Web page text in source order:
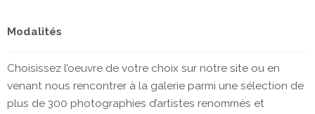
Modalités
Choisissez l’oeuvre de votre choix sur notre site ou en
venant nous rencontrer à la galerie parmi une sélection de
plus de 300 photographies d’artistes renommés et